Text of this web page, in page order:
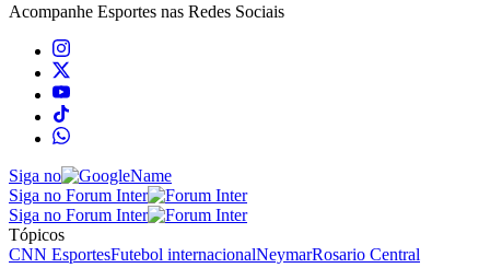
Acompanhe Esportes nas Redes Sociais
Siga no
Siga no Forum Inter
Siga no Forum Inter
Tópicos
CNN EsportesFutebol internacionalNeymarRosario Central